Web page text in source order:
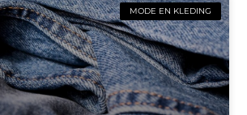
MODE EN KLEDING